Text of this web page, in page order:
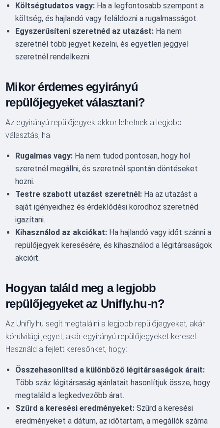
Költségtudatos vagy: Ha a legfontosabb szempont a
költség, és hajlandó vagy feláldozni a rugalmasságot.
Egyszerűsíteni szeretnéd az utazást: Ha nem
szeretnél több jegyet kezelni, és egyetlen jeggyel
szeretnél rendelkezni.
Mikor érdemes egyirányú
repülőjegyeket választani?
Az egyirányú repülőjegyek akkor lehetnek a legjobb
választás, ha:
Rugalmas vagy: Ha nem tudod pontosan, hogy hol
szeretnél megállni, és szeretnél spontán döntéseket
hozni.
Testre szabott utazást szeretnél: Ha az utazást a
saját igényeidhez és érdeklődési körödhöz szeretnéd
igazítani.
Kihasználod az akciókat: Ha hajlandó vagy időt szánni a
repülőjegyek keresésére, és kihasználod a légitársaságok
akcióit.
Hogyan találd meg a legjobb
repülőjegyeket az Unifly.hu-n?
Az Unifly.hu segít megtalálni a legjobb repülőjegyeket, akár
körülvilági jegyet, akár egyirányú repülőjegyeket keresel.
Használd a fejlett keresőnket, hogy:
Összehasonlítsd a különböző légitársaságok árait:
Több száz légitársaság ajánlatait hasonlítjuk össze, hogy
megtaláld a legkedvezőbb árat.
Szűrd a keresési eredményeket: Szűrd a keresési
eredményeket a dátum, az időtartam, a megállók száma